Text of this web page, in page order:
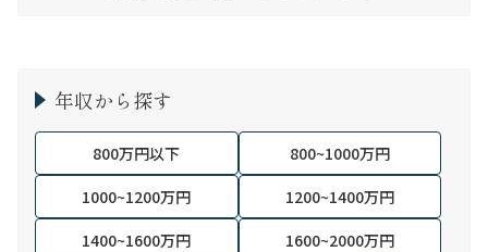
年収から探す
800万円以下
800~1000万円
1000~1200万円
1200~1400万円
1400~1600万円
1600~2000万円